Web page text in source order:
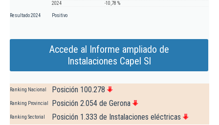
2024
-10,78 %
Resultado 2024 Positivo
Accede al Informe ampliado de
Instalaciones Capel Sl
Ranking Nacional Posición 100.278
Ranking Provincial Posición 2.054 de Gerona
Ranking Sectorial Posición 1.333 de Instalaciones eléctricas